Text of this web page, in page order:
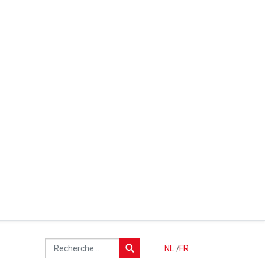
NL FR
/